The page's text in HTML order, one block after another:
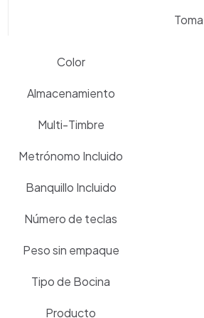
Color
Almacenamiento
Multi-Timbre
Metrónomo Incluido
Banquillo Incluido
Número de teclas
Peso sin empaque
Tipo de Bocina
Producto